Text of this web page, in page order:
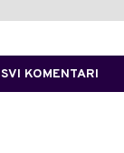
SVI KOMENTARI